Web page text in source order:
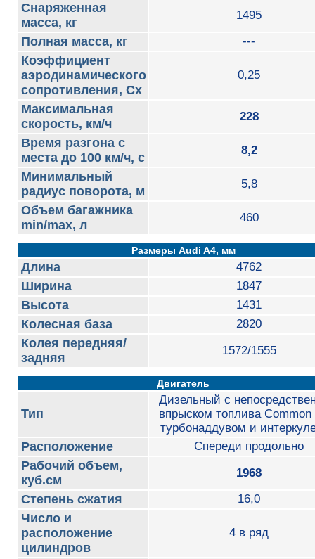
Снаряженная
масса, кг
1495
Полная масса, кг ---
Коэффициент
аэродинамического
сопротивления, Сх
0,25
Максимальная
скорость, км/ч
228
Время разгона с
места до 100 км/ч, с
8,2
Минимальный
радиус поворота, м
5,8
Объем багажника
min/max, л
460
Размеры Audi A4, мм
Длина 4762
Ширина 1847
Высота 1431
Колесная база 2820
Колея передняя/
задняя
1572/1555
Двигатель
Тип
Дизельный с
впрыском топлива Common
турбонаддувом и
Расположение Cпереди продольно
Рабочий объем,
куб.см
1968
Степень сжатия 16,0
Число и
расположение
цилиндров
4 в ряд